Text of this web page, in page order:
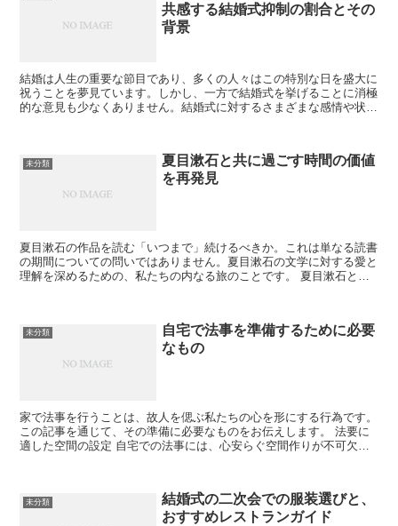
共感する結婚式抑制の割合とその
背景
結婚は人生の重要な節目であり、多くの人々はこの特別な日を盛大に
祝うことを夢見ています。しかし、一方で結婚式を挙げることに消極
的な意見も少なくありません。結婚式に対するさまざまな感情や状況
未分類
夏目漱石と共に過ごす時間の価値
を再発見
夏目漱石の作品を読む「いつまで」続けるべきか。これは単なる読書
の期間についての問いではありません。夏目漱石の文学に対する愛と
理解を深めるための、私たちの内なる旅のことです。 夏目漱石とは
未分類
自宅で法事を準備するために必要
なもの
家で法事を行うことは、故人を偲ぶ私たちの心を形にする行為です。
この記事を通じて、その準備に必要なものをお伝えします。 法要に
適した空間の設定 自宅での法事には、心安らぐ空間作りが不可欠で
未分類
結婚式の二次会での服装選びと、
おすすめレストランガイド